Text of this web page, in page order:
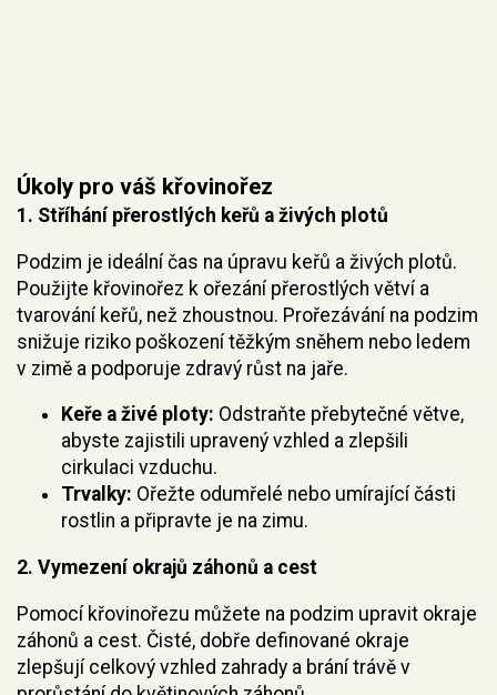
Úkoly pro váš křovinořez
1. Stříhání přerostlých keřů a živých plotů
Podzim je ideální čas na úpravu keřů a živých plotů.
Použijte křovinořez k ořezání přerostlých větví a
tvarování keřů, než zhoustnou. Prořezávání na podzim
snižuje riziko poškození těžkým sněhem nebo ledem
v zimě a podporuje zdravý růst na jaře.
Keře a živé ploty: Odstraňte přebytečné větve,
abyste zajistili upravený vzhled a zlepšili
cirkulaci vzduchu.
Trvalky: Ořežte odumřelé nebo umírající části
rostlin a připravte je na zimu.
2. Vymezení okrajů záhonů a cest
Pomocí křovinořezu můžete na podzim upravit okraje
záhonů a cest. Čisté, dobře definované okraje
zlepšují celkový vzhled zahrady a brání trávě v